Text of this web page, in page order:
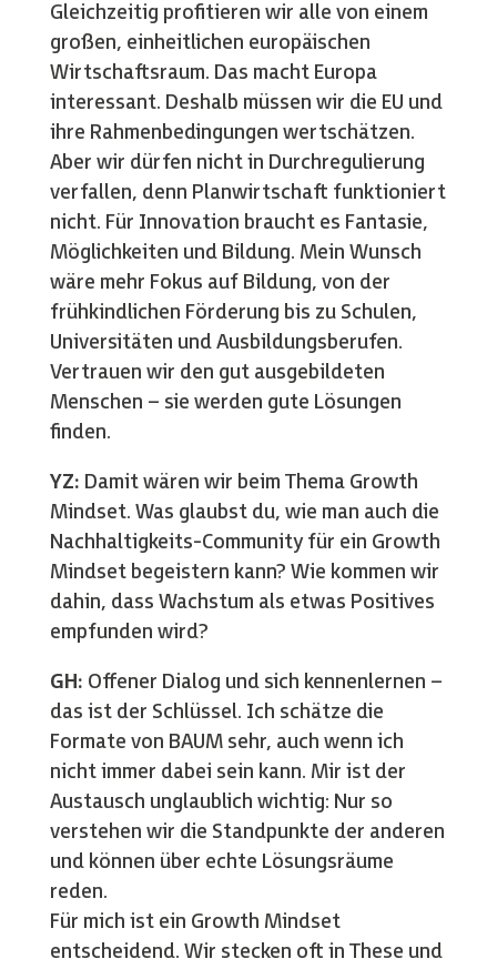
Gleichzeitig profitieren wir alle von einem
großen, einheitlichen europäischen
Wirtschaftsraum. Das macht Europa
interessant. Deshalb müssen wir die EU und
ihre Rahmenbedingungen wertschätzen.
Aber wir dürfen nicht in Durchregulierung
verfallen, denn Planwirtschaft funktioniert
nicht. Für Innovation braucht es Fantasie,
Möglichkeiten und Bildung. Mein Wunsch
wäre mehr Fokus auf Bildung, von der
frühkindlichen Förderung bis zu Schulen,
Universitäten und Ausbildungsberufen.
Vertrauen wir den gut ausgebildeten
Menschen – sie werden gute Lösungen
finden.
YZ: Damit wären wir beim Thema Growth
Mindset. Was glaubst du, wie man auch die
Nachhaltigkeits-Community für ein Growth
Mindset begeistern kann? Wie kommen wir
dahin, dass Wachstum als etwas Positives
empfunden wird?
GH: Offener Dialog und sich kennenlernen –
das ist der Schlüssel. Ich schätze die
Formate von BAUM sehr, auch wenn ich
nicht immer dabei sein kann. Mir ist der
Austausch unglaublich wichtig: Nur so
verstehen wir die Standpunkte der anderen
und können über echte Lösungsräume
reden.
Für mich ist ein Growth Mindset
entscheidend. Wir stecken oft in These und